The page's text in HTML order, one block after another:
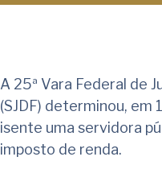
A 25ª Vara Federal de
(SJDF) determinou, em
isente uma servidora
imposto de renda.